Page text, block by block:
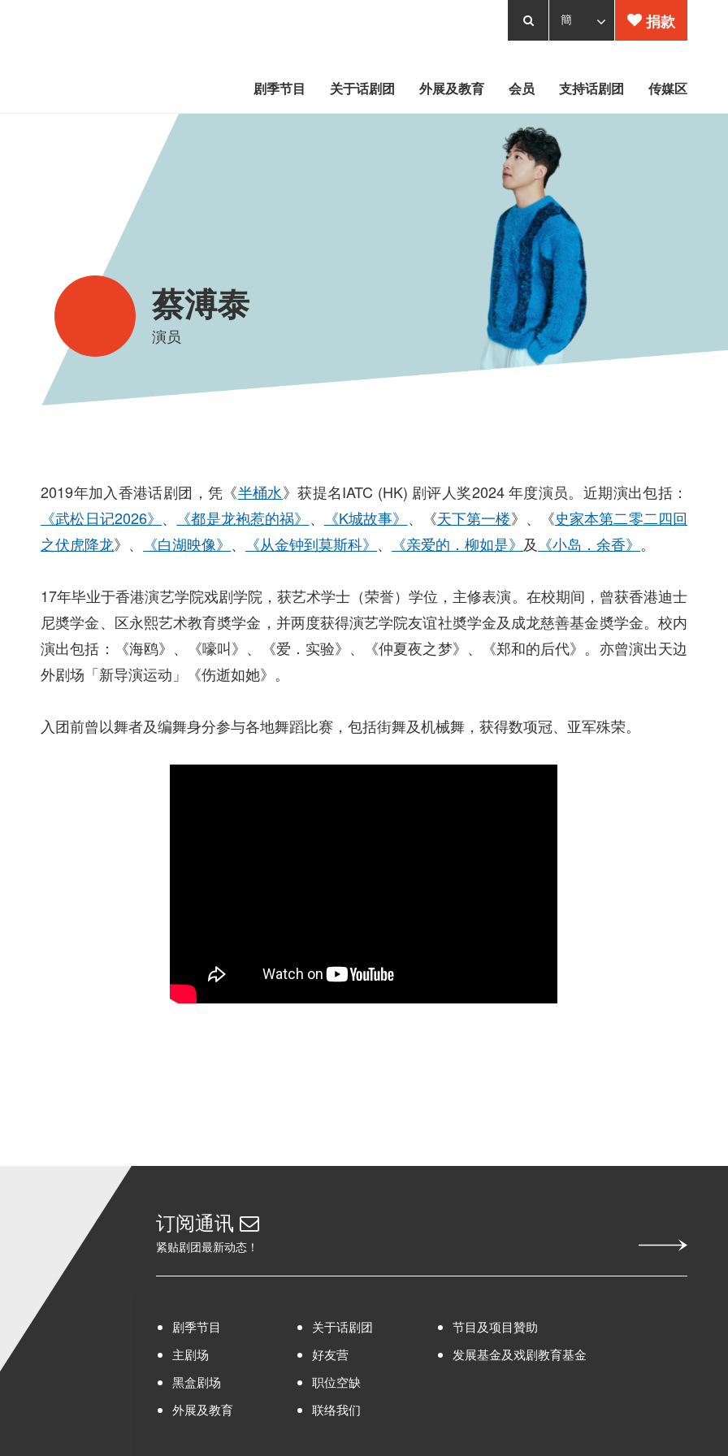
剧季节目 关于话剧团 外展及教育 会员 支持话剧团 传媒区
捐款
蔡溥泰
演员
2019年加入香港话剧团，凭《半桶水》获提名IATC (HK) 剧评人奖2024 年度演员。近期演出包括：
《武松日记2026》 、 《都是龙袍惹的祸》 、 《K城故事》 、《天下第一楼》、《史家本第二零二四回
之伏虎降龙》、 《白湖映像》 、 《从金钟到莫斯科》 、 《亲爱的．柳如是》 及 《小岛．余香》 。
17年毕业于香港演艺学院戏剧学院，获艺术学士（荣誉）学位，主修表演。在校期间，曾获香港迪士
尼奬学金、区永熙艺术教育奬学金，并两度获得演艺学院友谊社奬学金及成龙慈善基金奬学金。校内
演出包括：《海鸥》、《嚎叫》、《爱．实验》、《仲夏夜之梦》、《郑和的后代》。亦曾演出天边
外剧场「新导演运动」《伤逝如她》。
入团前曾以舞者及编舞身分参与各地舞蹈比赛，包括街舞及机械舞，获得数项冠、亚军殊荣。
订阅通讯
紧贴剧团最新动态！
剧季节目
主剧场
黑盒剧场
外展及教育
关于话剧团
好友营
职位空缺
联络我们
节目及项目贊助
发展基金及戏剧教育基金